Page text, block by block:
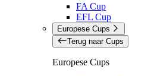
FA Cup
EFL Cup
Europese Cups
Terug naar Cups
Europese Cups